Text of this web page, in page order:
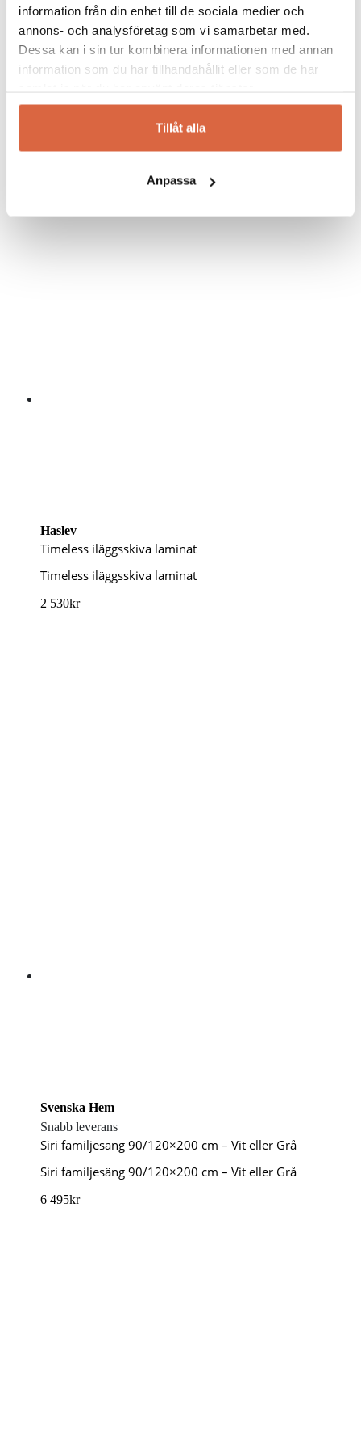
information från din enhet till de sociala medier och
annons- och analysföretag som vi samarbetar med.
Dessa kan i sin tur kombinera informationen med annan
information som du har tillhandahållit eller som de har
Tillåt alla
Anpassa
8 491kr
Betygsatt 5.00av 5
Haslev
Timeless iläggsskiva laminat
Timeless iläggsskiva laminat
2 530kr
Svenska Hem
Snabb leverans
Siri familjesäng 90/120×200 cm – Vit eller Grå
Siri familjesäng 90/120×200 cm – Vit eller Grå
6 495kr